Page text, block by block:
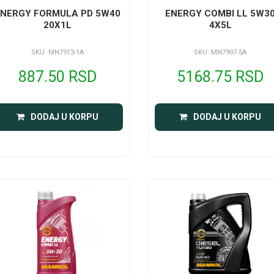
FORMULA PD 5W40
20X1L
SKU: MN7913-1A
887.50 RSD
DODAJ U KORPU
ENERGY COMBI LL
4X5L
SKU: MN7907-5A
5168.75 RSD
DODAJ U KORPU